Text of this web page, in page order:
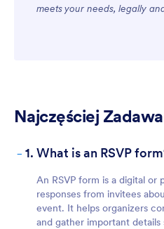
meets your needs, legally
Najczęściej
- 1. What is an RSVP
An RSVP form is a digital
responses from invitees
event. It helps organizers
and gather important